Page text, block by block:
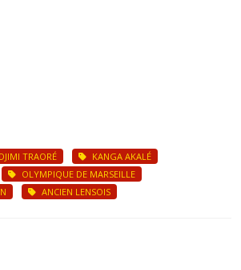
DJIMI TRAORÉ
KANGA AKALÉ
OLYMPIQUE DE MARSEILLE
ANCIEN LENSOIS